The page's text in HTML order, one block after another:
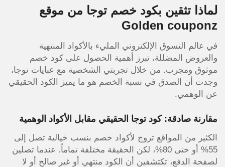
لماذا تثقين بكود خصم توجا من موقع
Golden couponz
في عالم التسوق الإلكتروني المليء بالأكواد المنتهية
والعروض المضللة، تبرز أهمية الحصول على كود خصم
موثوق ومجرب. من خلال تجربتي الشخصية مع عبايات توجا،
وجدت أن الصدق في نسبة الخصم هو ما يميز الكود الحقيقي
عن الوهمي.
مقارنة صادقة: كود توجا الحقيقي مقابل الأكواد الوهمية
الكثير من المواقع تروج لأكواد خصم بنسب خيالية تصل إلى
55% أو حتى 80%، لكن الحقيقة مختلفة تماماً. عندما تصلين
لصفحة الدفع، تكتشفين أن الكود منتهي أو غير صالح أو لا